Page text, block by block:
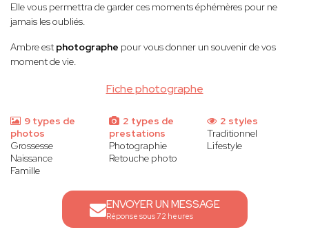
Fiche photographe
Elle vous permettra de garder ces moments éphémères pour ne
jamais les oubliés.
Ambre est photographe pour vous donner un souvenir de vos
moment de vie.
9 types de
photos
Grossesse
Naissance
Famille
2 types de
prestations
Photographie
Retouche photo
2 styles
Traditionnel
Lifestyle
ENVOYER UN MESSAGE
Réponse sous 72 heures